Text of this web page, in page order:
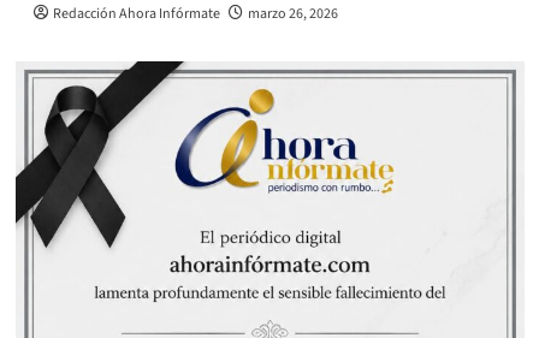
Redacción Ahora Infórmate marzo 26, 2026